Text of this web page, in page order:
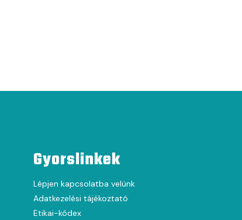
Gyorslinkek
Lépjen kapcsolatba velünk
Adatkezelési tájékoztató
Etikai-kódex